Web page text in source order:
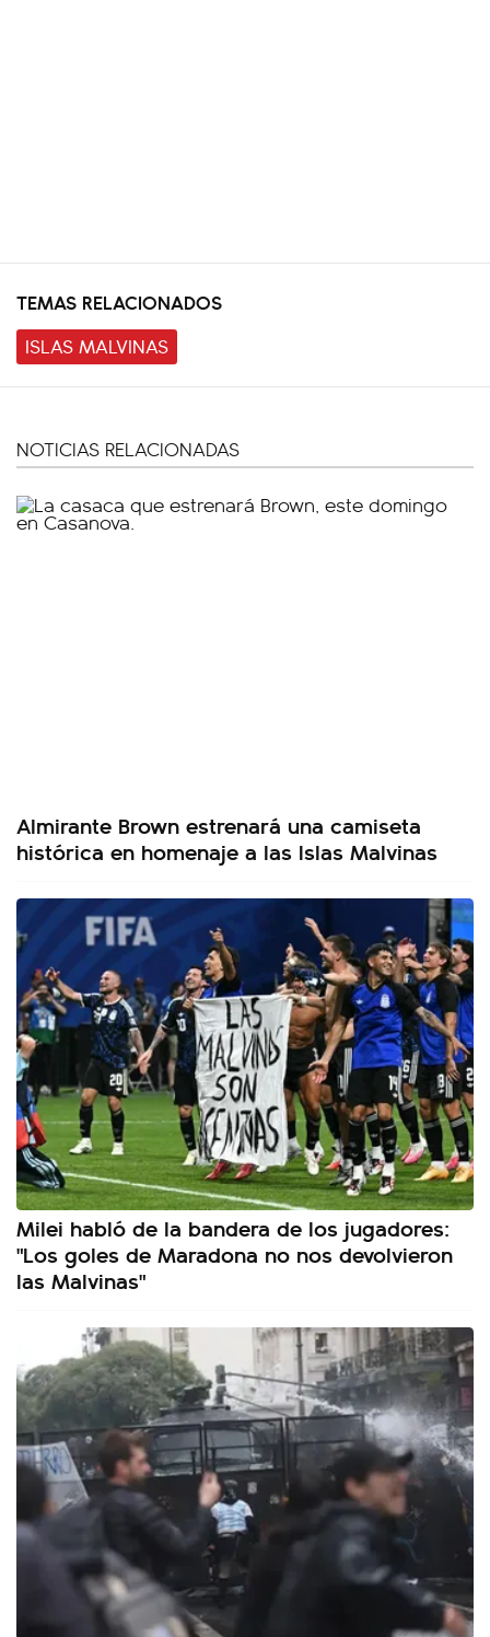
TEMAS RELACIONADOS
ISLAS MALVINAS
NOTICIAS RELACIONADAS
Almirante Brown estrenará una camiseta
histórica en homenaje a las Islas Malvinas
Milei habló de la bandera de los jugadores:
"Los goles de Maradona no nos devolvieron
las Malvinas"